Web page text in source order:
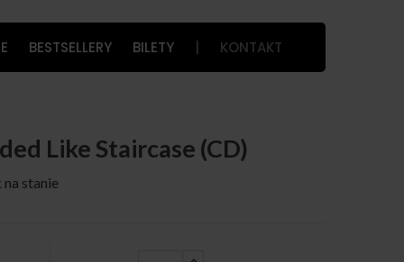
BESTSELLERY BILETY KONTAKT
Like Staircase (CD)
stanie